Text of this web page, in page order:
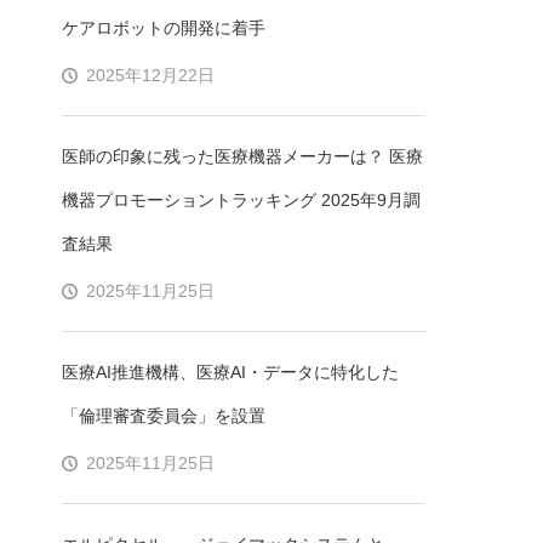
ケアロボットの開発に着手
2025年12月22日
医師の印象に残った医療機器メーカーは？ 医療
機器プロモーショントラッキング 2025年9月調
査結果
2025年11月25日
医療AI推進機構、医療AI・データに特化した
「倫理審査委員会」を設置
2025年11月25日